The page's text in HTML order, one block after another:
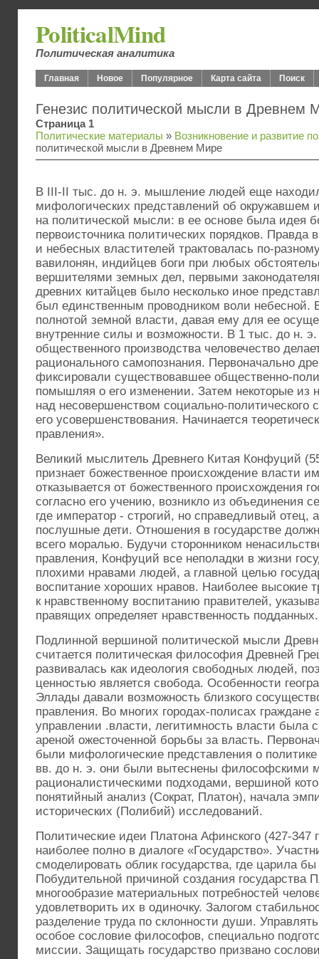
PoliticalMind
Политическая аналитика
Главная Новое Популярное Карта сайта Поиск
Генезис политической мысли в Древнем
Страница 1
Политические материалы » Возникновение и развитие
политической мысли в Древнем Мире
В III-II тыс. до н. э. мышление людей еще
мифологических представлений об окружавшем
на политической мысли: в ее основе была идея
первоисточника политических порядков.
и небесных властителей трактовалась по-
вавилонян, индийцев боги при любых
вершителями земных дел, первыми
древних китайцев было несколько иное
был единственным проводником воли небесной.
полнотой земной власти, давая ему для ее
внутренние силы и возможности. В 1 тыс. до н.
общественного производства человечество
рационального самопознания. Первоначально
фиксировали существовавшее общественно-
помышляя о его изменении. Затем некоторые из
над несовершенством социально-политического
его усовершенствования. Начинается
правления».
Великий мыслитель Древнего Китая Конфуций
признает божественное происхождение власти
отказывается от божественного происхождения
согласно его учению, возникло из объединения
где император - строгий, но справедливый отец,
послушные дети. Отношения в государстве
всего моралью. Будучи сторонником
правления, Конфуций все неполадки в жизни
плохими нравами людей, а главной целью
воспитание хороших нравов. Наиболее высокие
к нравственному воспитанию правителей,
правящих определяет нравственность подданных.
Подлинной вершиной политической мысли
считается политическая философия Древней
развивалась как идеология свободных людей,
ценностью является свобода. Особенности
Эллады давали возможность близкого
правления. Во многих городах-полисах граждане
управлении .власти, легитимность власти была
ареной ожесточенной борьбы за власть.
были мифологические представления о
вв. до н. э. они были вытеснены философскими
рационалистическими подходами, вершиной
понятийный анализ (Сократ, Платон), начала
исторических (Полибий) исследований.
Политические идеи Платона Афинского (427-347
наиболее полно в диалоге «Государство».
смоделировать облик государства, где царила
Побудительной причиной создания государства
многообразие материальных потребностей
удовлетворить их в одиночку. Залогом
разделение труда по склонности души.
особое сословие философов, специально
миссии. Защищать государство призвано